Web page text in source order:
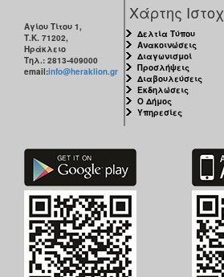
Αγίου Τίτου 1,
Τ.Κ. 71202,
Ηράκλειο
Τηλ.: 2813-409000
email:info@heraklion.gr
Χάρτης
Δελτία Τύπου
Ανακοινώσεις
Διαγωνισμοί
Προσλήψεις
Διαβουλεύσεις
Εκδηλώσεις
Ο Δήμος
Υπηρεσίες